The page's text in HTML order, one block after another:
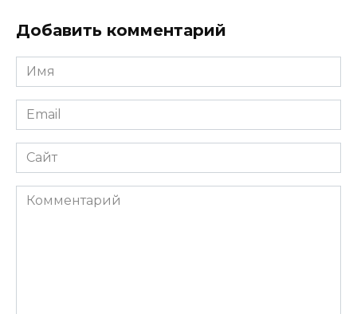
Добавить комментарий
Имя
*
Email
*
Сайт
Комментарий